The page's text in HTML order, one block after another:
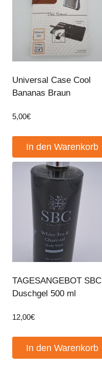
Universal Case Cool
Bananas Braun
5,00€
In den Warenkorb
TAGESANGEBOT SBC
Duschgel 500 ml
12,00€
In den Warenkorb